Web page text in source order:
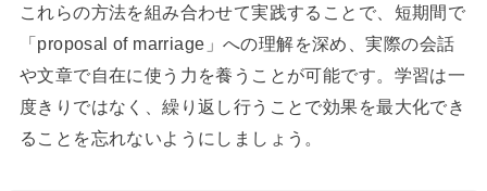
これらの方法を組み合わせて実践することで、短期間で
「proposal of marriage」への理解を深め、実際の会話
や文章で自在に使う力を養うことが可能です。学習は一
度きりではなく、繰り返し行うことで効果を最大化でき
ることを忘れないようにしましょう。